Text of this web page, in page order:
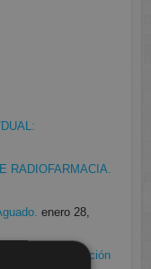
RADIOFARMACIA.
enero 28,
Murcia. Protección